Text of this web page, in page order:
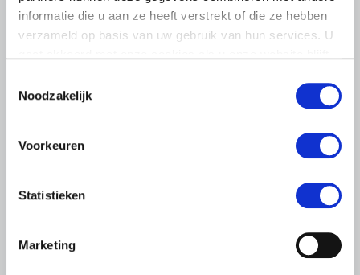
informatie die u aan ze heeft verstrekt of die ze hebben
verzameld op basis van uw gebruik van hun services. U
Noodzakelijk
Voorkeuren
Statistieken
Marketing
Súdwest-Fryslân
LTO Nederland ontving gisteren Tweede Kamerlid
Lees meer